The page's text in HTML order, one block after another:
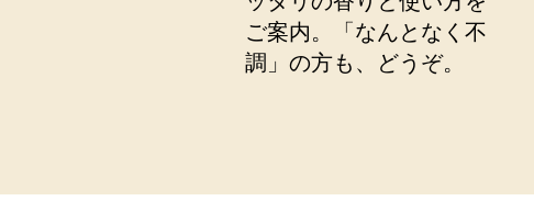
ご案内。「なんとなく不
調」の方も、どうぞ。